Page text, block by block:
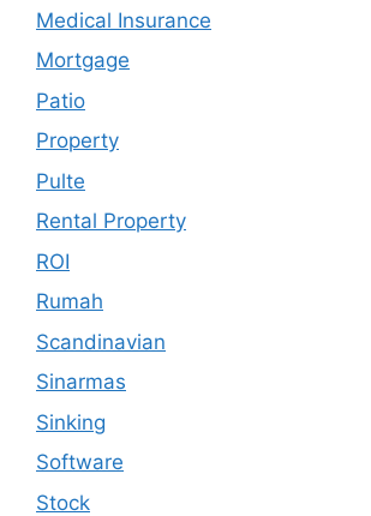
Medical Insurance
Mortgage
Patio
Property
Pulte
Rental Property
ROI
Rumah
Scandinavian
Sinarmas
Sinking
Software
Stock